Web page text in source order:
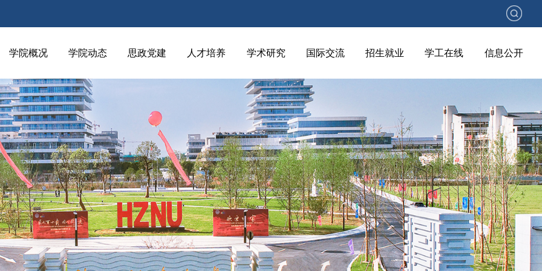
学院概况 学院动态 思政党建 人才培养 学术研究 国际交流 招生就业 学工在线 信息公开